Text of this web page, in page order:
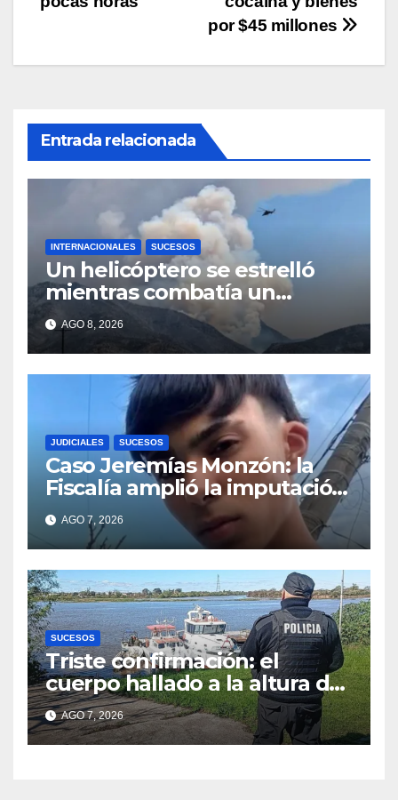
por $45 millones
Entrada relacionada
INTERNACIONALES SUCESOS
Un helicóptero se estrelló
mientras combatía un
incendio forestal en Utah
AGO 8, 2026
JUDICIALES SUCESOS
Caso Jeremías Monzón: la
Fiscalía amplió la imputación
contra la menor acusada del
crimen y la causa se
encamina al juicio por
jurados
AGO 7, 2026
SUCESOS
Triste confirmación: el
cuerpo hallado a la altura del
club Náutico Sur es el de
Fernando Cappi, el
kitesurfista buscado
AGO 7, 2026